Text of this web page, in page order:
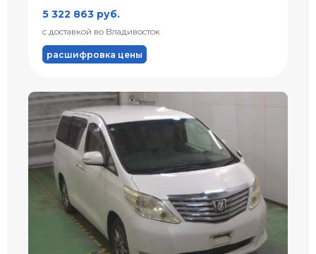
5 322 863 руб.
с доставкой во Владивосток
расшифровка цены